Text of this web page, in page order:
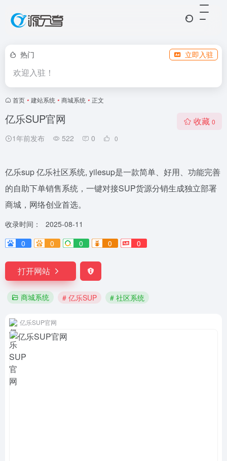
热门 立即入驻
欢迎入驻！
首页 • 建站系统 • 商城系统 • 正文
亿乐SUP官网
1年前发布 522 0 0
收藏 0
亿乐sup 亿乐社区系统, yilesup是一款简单、好用、功能完善
的自助下单销售系统，一键对接SUP货源分销生成独立部署
商城，网络创业首选。
收录时间：
2025-08-11
0
0 0 0 0
打开网站
商城系统 # 亿乐SUP # 社区系统
亿乐SUP官网